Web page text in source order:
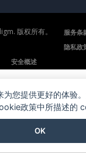
版权所有。 服务条
隐私政
安全概述
您提供更好的体验
政策中所描述的
OK